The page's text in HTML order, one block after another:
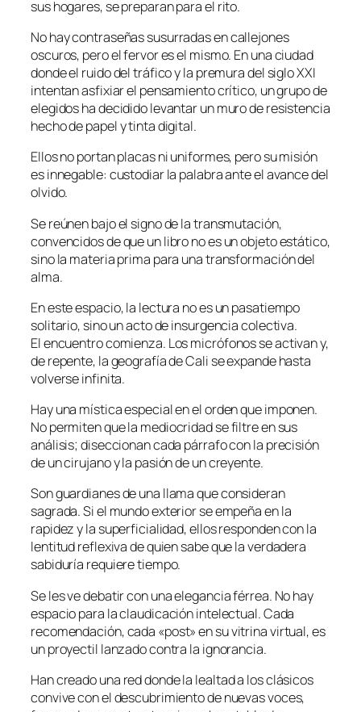
sus hogares, se preparan para el rito.
No hay contraseñas susurradas en callejones
oscuros, pero el fervor es el mismo. En una ciudad
donde el ruido del tráfico y la premura del siglo XXI
intentan asfixiar el pensamiento crítico, un grupo de
elegidos ha decidido levantar un muro de resistencia
hecho de papel y tinta digital.
Ellos no portan placas ni uniformes, pero su misión
es innegable: custodiar la palabra ante el avance del
olvido.
Se reúnen bajo el signo de la transmutación,
convencidos de que un libro no es un objeto estático,
sino la materia prima para una transformación del
alma.
En este espacio, la lectura no es un pasatiempo
solitario, sino un acto de insurgencia colectiva.
El encuentro comienza. Los micrófonos se activan y,
de repente, la geografía de Cali se expande hasta
volverse infinita.
Hay una mística especial en el orden que imponen.
No permiten que la mediocridad se filtre en sus
análisis; diseccionan cada párrafo con la precisión
de un cirujano y la pasión de un creyente.
Son guardianes de una llama que consideran
sagrada. Si el mundo exterior se empeña en la
rapidez y la superficialidad, ellos responden con la
lentitud reflexiva de quien sabe que la verdadera
sabiduría requiere tiempo.
Se les ve debatir con una elegancia férrea. No hay
espacio para la claudicación intelectual. Cada
recomendación, cada «post» en su vitrina virtual, es
un proyectil lanzado contra la ignorancia.
Han creado una red donde la lealtad a los clásicos
convive con el descubrimiento de nuevas voces,